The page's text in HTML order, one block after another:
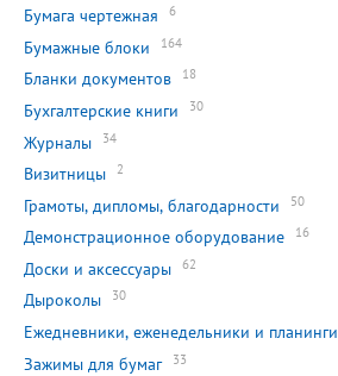
Бумага чертежная 6
Бумажные блоки 164
Бланки документов 18
Бухгалтерские книги 30
Журналы 34
Визитницы 2
Грамоты, дипломы, благодарности 50
Демонстрационное оборудование 16
Доски и аксессуары 62
Дыроколы 30
Ежедневники, еженедельники и планинги
Зажимы для бумаг 33